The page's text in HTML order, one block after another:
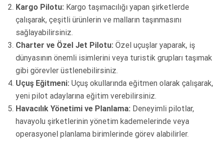
Kargo Pilotu: Kargo taşımacılığı yapan şirketlerde
çalışarak, çeşitli ürünlerin ve malların taşınmasını
sağlayabilirsiniz.
Charter ve Özel Jet Pilotu: Özel uçuşlar yaparak, iş
dünyasının önemli isimlerini veya turistik grupları taşımak
gibi görevler üstlenebilirsiniz.
Uçuş Eğitmeni: Uçuş okullarında eğitmen olarak çalışarak,
yeni pilot adaylarına eğitim verebilirsiniz.
Havacılık Yönetimi ve Planlama: Deneyimli pilotlar,
havayolu şirketlerinin yönetim kademelerinde veya
operasyonel planlama birimlerinde görev alabilirler.